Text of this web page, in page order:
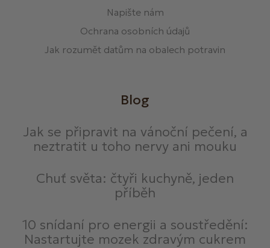
Napište nám
Ochrana osobních údajů
Jak rozumět datům na obalech potravin
Blog
Jak se připravit na vánoční pečení, a
neztratit u toho nervy ani mouku
Chuť světa: čtyři kuchyně, jeden
příběh
10 snídaní pro energii a soustředění:
Nastartujte mozek zdravým cukrem